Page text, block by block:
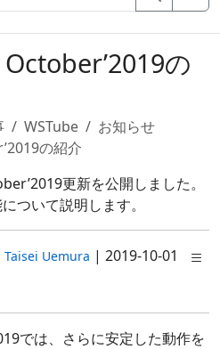
の
WSTube
お知らせ
の紹介
更新を公開しました。
ついて説明します。
Taisei Uemura | 2019-10-01
では、さらに安定した動作を